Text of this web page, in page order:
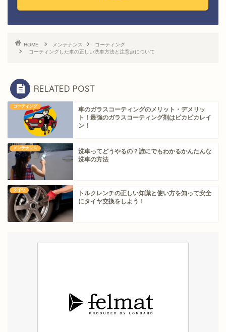
HOME メンテナンス
コーティング
コーティングした車の正しい洗車方法と注意点について
RELATED POST
コーティング
車のガラスコーティングのメリット・デメリッ
ト！最強のガラスコーティング剤はピカピカレイ
ン！
メンテナンス
洗車ってどうやるの？誰にでもわかるかんたんな
洗車の方法
タイヤ
トルクレンチの正しい知識と使い方を知って安全
にタイヤ交換をしよう！